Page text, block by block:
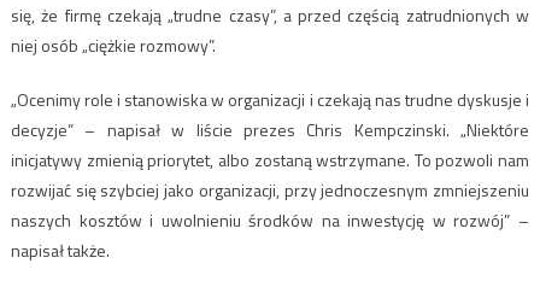
się, że firmę czekają „trudne czasy”, a przed częścią zatrudnionych w
niej osób „ciężkie rozmowy”.
„Ocenimy role i stanowiska w organizacji i czekają nas trudne dyskusje i
decyzje” – napisał w liście prezes Chris Kempczinski. „Niektóre
inicjatywy zmienią priorytet, albo zostaną wstrzymane. To pozwoli nam
rozwijać się szybciej jako organizacji, przy jednoczesnym zmniejszeniu
naszych kosztów i uwolnieniu środków na inwestycję w rozwój” –
napisał także.